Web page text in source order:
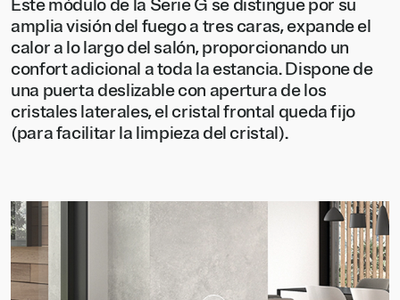
Este módulo de la Serie G se distingue por su
amplia visión del fuego a tres caras, expande el
calor a lo largo del salón, proporcionando un
confort adicional a toda la estancia. Dispone de
una puerta deslizable con apertura de los
cristales laterales, el cristal frontal queda fijo
(para facilitar la limpieza del cristal).